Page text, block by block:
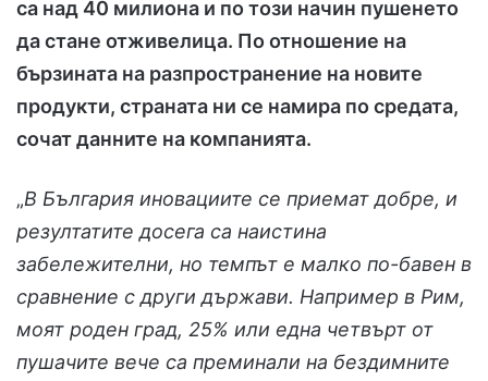
са над 40 милиона и по този начин пушенето
да стане отживелица. По отношение на
бързината на разпространение на новите
продукти, страната ни се намира по средата,
сочат данните на компанията.
„В България иновациите се приемат добре, и
резултатите досега са наистина
забележителни, но темпът е малко по-бавен в
сравнение с други държави. Например в Рим,
моят роден град, 25% или една четвърт от
пушачите вече са преминали на бездимните